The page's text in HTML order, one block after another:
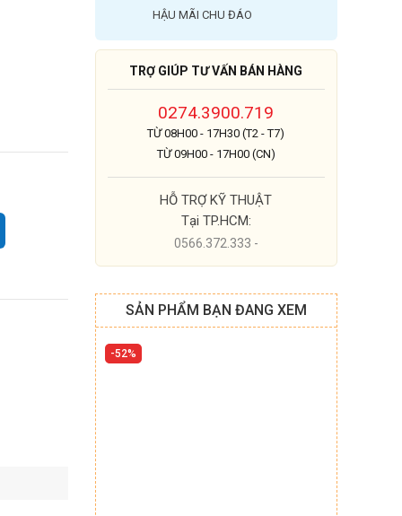
HẬU MÃI CHU ĐÁO
TRỢ GIÚP TƯ VẤN BÁN HÀNG
0274.3900.719
TỪ 08H00 - 17H30 (T2 - T7)
TỪ 09H00 - 17H00 (CN)
HỖ TRỢ KỸ THUẬT
Tại TP.HCM:
0566.372.333 -
SẢN PHẨM BẠN ĐANG XEM
52%